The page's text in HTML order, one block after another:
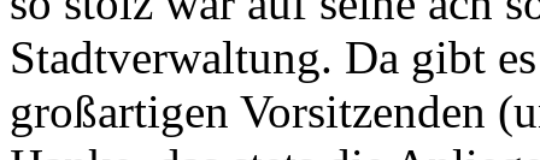
Stadtverwaltung. Da gibt
großartigen Vorsitzenden